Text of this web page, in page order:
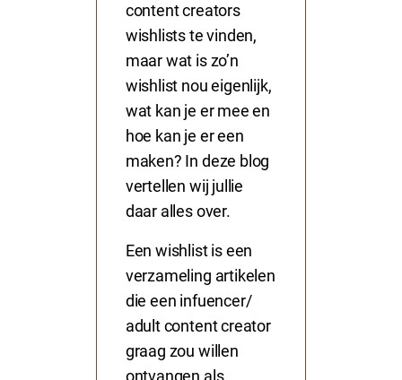
content creators
wishlists te vinden,
maar wat is zo’n
wishlist nou eigenlijk,
wat kan je er mee en
hoe kan je er een
maken? In deze blog
vertellen wij jullie
daar alles over.
Een wishlist is een
verzameling artikelen
die een infuencer/
adult content creator
graag zou willen
ontvangen als